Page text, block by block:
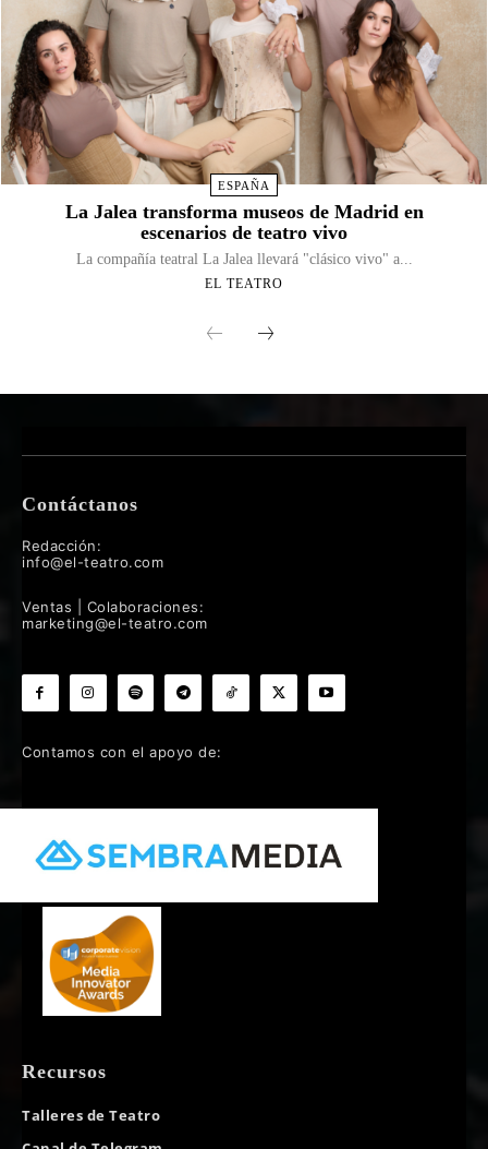
ESPAÑA
La Jalea transforma museos de Madrid en
escenarios de teatro vivo
La compañía teatral La Jalea llevará "clásico vivo" a...
EL TEATRO
Contáctanos
Redacción:
info@el-teatro.com
Ventas | Colaboraciones:
marketing@el-teatro.com
Contamos con el apoyo de:
Recursos
Talleres de Teatro